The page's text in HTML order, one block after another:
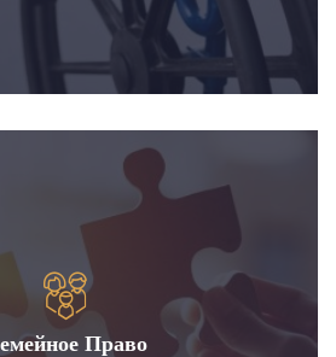
Право